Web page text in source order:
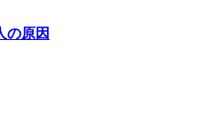
の原因